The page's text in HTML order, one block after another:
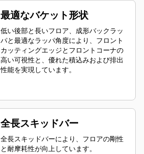
最適なバケット形状
低い後部と長いフロア、成形バックラッ
パと最適なラッパ角度により、フロント
カッティングエッジとフロントコーナの
高い可視性と、優れた積込みおよび排出
性能を実現しています。
全長スキッドバー
全長スキッドバーにより、フロアの剛性
と耐摩耗性が向上しています。